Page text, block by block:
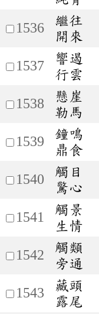
1536
繼往
開來
1537
響遏
行雲
1538
懸崖
勒馬
1539
鐘鳴
鼎食
1540
觸目
驚心
1541
觸景
生情
1542
觸類
旁通
1543
藏頭
露尾